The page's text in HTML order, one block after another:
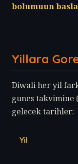
bolumuun
Yillara
Diwali her yil
gunes takvimine
gelecek tarihler:
Yil